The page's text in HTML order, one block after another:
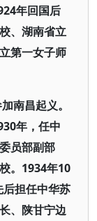
年回国后
、湖南省立
第一女子师
南昌起义。
年，任中
员部副部
。1934年10
担任中华苏
、陕甘宁边